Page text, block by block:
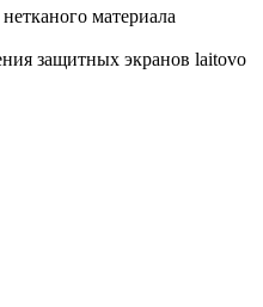
материала
защитных экранов laitovo